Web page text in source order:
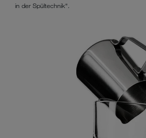
in der Spültechnik“.